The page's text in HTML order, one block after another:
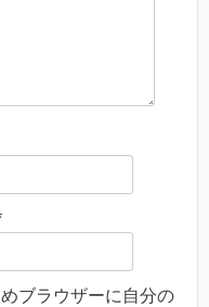
ブラウザーに自分の